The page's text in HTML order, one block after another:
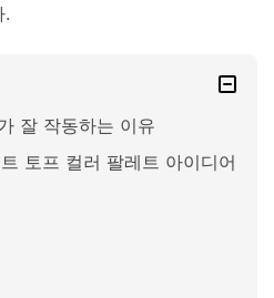
.
잘 작동하는 이유
토프 컬러 팔레트 아이디어